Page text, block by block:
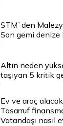
STM`den
Son gemi denize
Altın neden
taşıyan 5 kritik
Ev ve araç
Tasarruf
Vatandaşı nasıl